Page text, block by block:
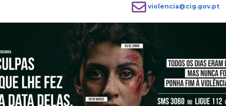
violencia@cig.gov.pt